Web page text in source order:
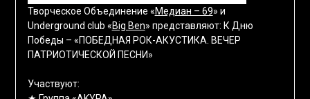
Творческое Объединение «Медиан – 69» и
Underground club «Big Ben» представляют: К Дню
Победы – «ПОБЕДНАЯ РОК-АКУСТИКА. ВЕЧЕР
ПАТРИОТИЧЕСКОЙ ПЕСНИ»
Участвуют: